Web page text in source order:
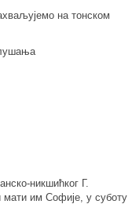
на тонском
никшићког Г.
им Софије, у суботу